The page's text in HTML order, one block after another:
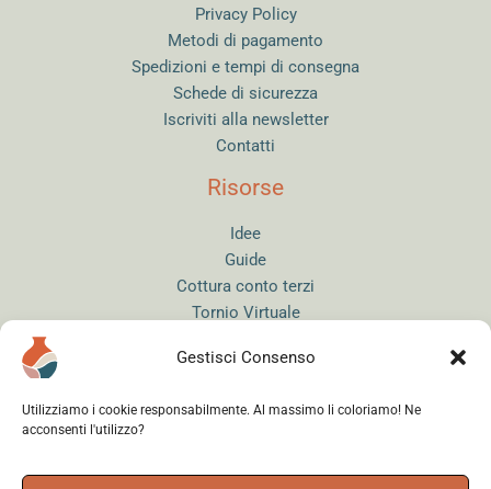
Gestisci Consenso
Utilizziamo i cookie responsabilmente. Al massimo li coloriamo! Ne
acconsenti l'utilizzo?
Privacy Policy
Metodi di pagamento
Spedizioni e tempi di consegna
Schede di sicurezza
Iscriviti alla newsletter
Contatti
Risorse
Idee
Guide
Cottura conto terzi
Tornio Virtuale
Sitemap